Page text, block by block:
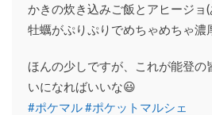
料金
プラ
ンを
ック
9.1
ポケ
かきの炊き込みご飯とアヒージョ
牡蠣がぷりぷりでめちゃめちゃ濃
ほんの少しですが、これが能登の
いになればいいな😃
#ポケマル#ポケットマルシェ